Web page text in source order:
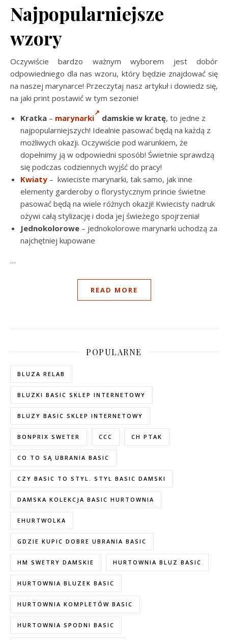
Najpopularniejsze
wzory
Oczywiście bardzo ważnym wyborem jest dobór
odpowiedniego dla nas wzoru, który będzie znajdować się
na naszej marynarce! Przeczytaj nasz artykuł i dowiedz się,
na jaki print postawić w tym sezonie!
Kratka – marynarki damskie w kratę, to jedne z
najpopularniejszych! Idealnie pasować będą na każdą z
możliwych okazji. Oczywiście pod warunkiem, że
dopełnimy ją w odpowiedni sposób! Świetnie sprawdzą
się podczas codziennych wyjść do pracy!
Kwiaty – kwieciste marynarki, tak samo, jak inne
elementy garderoby o florystycznym princie świetne
pasować będą na wiele różnych okazji! Kwiecisty nadruk
ożywi całą stylizację i doda jej świeżego spojrzenia!
Jednokolorowe – jednokolorowe marynarki uchodzą za
najchętniej kupowane
…
READ MORE
POPULARNE
BLUZA RELAB
BLUZKI BASIC SKLEP INTERNETOWY
BLUZY BASIC SKLEP INTERNETOWY
BONPRIX SWETER CCC CH PTAK
CO TO SĄ UBRANIA BASIC
CZY BASIC TO STYL. STYL BASIC DAMSKI
DAMSKA KOLEKCJA BASIC HURTOWNIA
EHURTWOLKA
GDZIE KUPIC DOBRE UBRANIA BASIC
HM SWETRY DAMSKIE HURTOWNIA BLUZ BASIC
HURTOWNIA BLUZEK BASIC
HURTOWNIA KOMPLETÓW BASIC
HURTOWNIA SPODNI BASIC